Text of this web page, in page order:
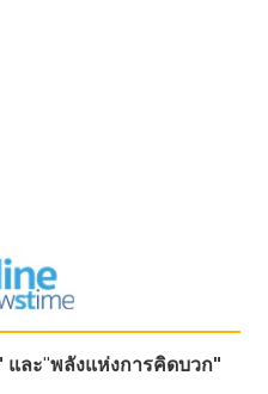
และ"พลังแห่งการคิดบวก"